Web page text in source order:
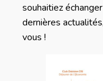
souhaitiez
dernières
vous !